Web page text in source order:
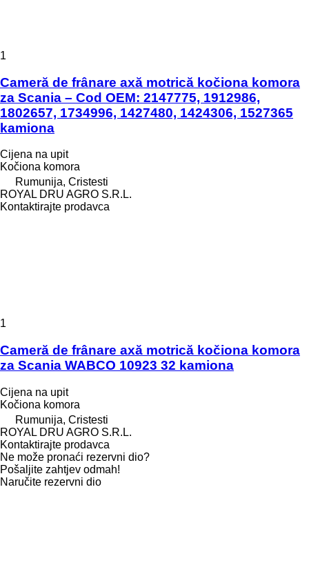
1
Cameră de frânare axă motrică kočiona komora
za Scania – Cod OEM: 2147775, 1912986,
1802657, 1734996, 1427480, 1424306, 1527365
kamiona
Cijena na upit
Kočiona komora
Rumunija, Cristesti
ROYAL DRU AGRO S.R.L.
Kontaktirajte prodavca
1
Cameră de frânare axă motrică kočiona komora
za Scania WABCO 10923 32 kamiona
Cijena na upit
Kočiona komora
Rumunija, Cristesti
ROYAL DRU AGRO S.R.L.
Kontaktirajte prodavca
Ne može pronaći rezervni dio?
Pošaljite zahtjev odmah!
Naručite rezervni dio